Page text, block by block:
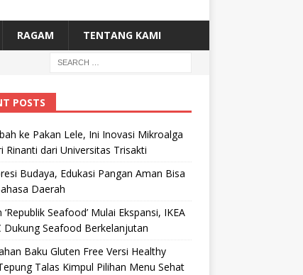
RAGAM TENTANG KAMI
POSTS
ke Pakan Lele, Ini Inovasi Mikroalga
Rinanti dari Universitas Trisakti
Budaya, Edukasi Pangan Aman Bisa
Daerah
Seafood’ Mulai Ekspansi, IKEA
Dukung Seafood Berkelanjutan
Baku Gluten Free Versi Healthy
Talas Kimpul Pilihan Menu Sehat